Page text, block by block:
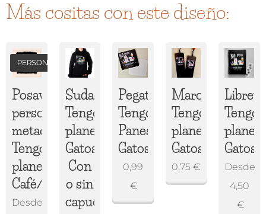
Más cositas con este diseño:
Posavasos
personalizado
metacrilato
Tengo
planes
Café/Cerveza
PERSONALIZADO
Desde
Sudadera
Tengo
planes
Gatos/Perros
Con
o sin
capucha
Pegatina
Tengo
Panes
Gatos/Perros
0,99
€
Marcapáginas
Tengo
planes
Gatos/Perros
0,75 €
Tengo
planes
Desde
4,50
€